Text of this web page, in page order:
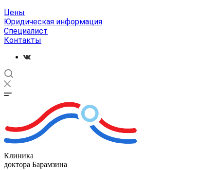
Цены
Юридическая информация
Специалист
Контакты
Клиника
доктора Барамзина